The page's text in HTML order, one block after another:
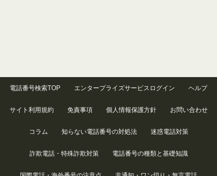
電話番号検索TOP エンタープライズサービスログイン ヘルプ
サイト利用規約 免責事項 個人情報保護方針 お問い合わせ
コラム 知らない電話番号の対処法 迷惑電話対策
詐欺電話・特殊詐欺対策 電話番号の種類と基礎知識